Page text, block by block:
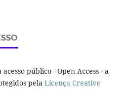
público - Open Access - a
pela Licença Creative